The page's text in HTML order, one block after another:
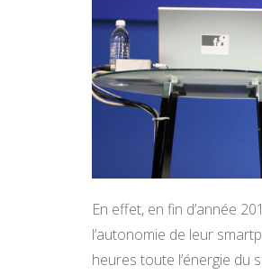
En effet, en fin d’année
l’autonomie de leur
heures toute l’énergie du